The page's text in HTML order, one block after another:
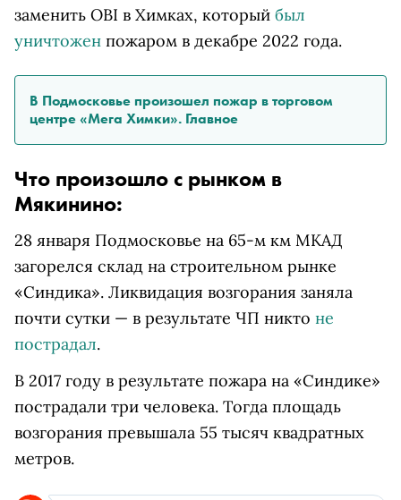
заменить OBI в Химках, который был
уничтожен пожаром в декабре 2022 года.
В Подмосковье произошел пожар в торговом
центре «Мега Химки». Главное
Что произошло с рынком в
Мякинино:
28 января Подмосковье на 65-м км МКАД
загорелся склад на строительном рынке
«Синдика». Ликвидация возгорания заняла
почти сутки — в результате ЧП никто не
пострадал.
В 2017 году в результате пожара на «Синдике»
пострадали три человека. Тогда площадь
возгорания превышала 55 тысяч квадратных
метров.